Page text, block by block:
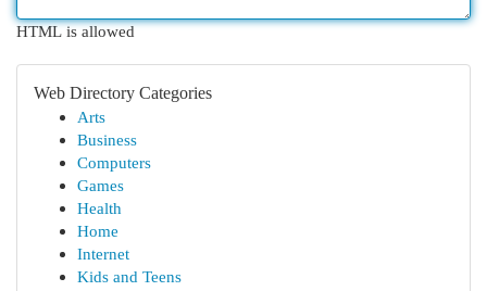
HTML is allowed
Web Directory Categories
Arts
Business
Computers
Games
Health
Home
Internet
Kids and Teens